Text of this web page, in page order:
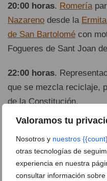
Valoramos tu
Nosotros y nuestros
otras tecnologías de
experiencia en nuestra
consultar información
20:00 horas. Romería
Nazareno desde la
de San Bartolomé con
Fogueres de Sant Joan
22:00 horas.
que se mezcla reciclaje,
de la Constitución.
23:45 horas. Entrada de
Els Coves. A
Paloma i Els Coves con
ramadería.